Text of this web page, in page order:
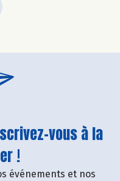
vous à la
!
événements et nos